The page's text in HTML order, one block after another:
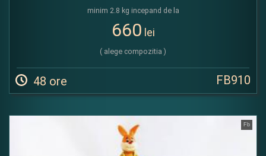
minim 2.8 kg incepand de la
660 lei
( alege compozitia )
48 ore FB910
Fb